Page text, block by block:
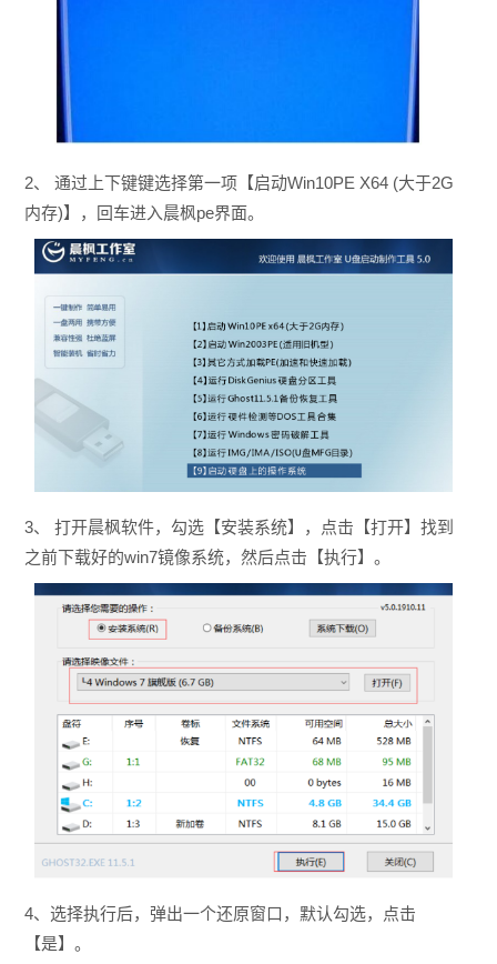
2、 通过上下键键选择第一项【启动Win10PE X64 (大于2G
内存)】，回车进入晨枫pe界面。
3、 打开晨枫软件，勾选【安装系统】，点击【打开】找到
之前下载好的win7镜像系统，然后点击【执行】。
4、选择执行后，弹出一个还原窗口，默认勾选，点击
【是】。